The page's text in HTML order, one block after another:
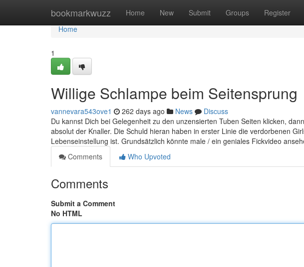
bookmarkwuzz Home New Submit Groups Register
Home
Home
1
Willige Schlampe beim Seitensprung
vannevara543ove1 262 days ago News
Discuss
Du kannst Dich bei Gelegenheit zu den unzensierten Tuben Seiten klicken,
absolut der Knaller. Die Schuld hieran haben in erster Linie die verdorbenen
Lebenseinstellung ist. Grundsätzlich könnte male / ein geniales Fickvideo
Comments
Who Upvoted
Comments
Submit a Comment
No HTML